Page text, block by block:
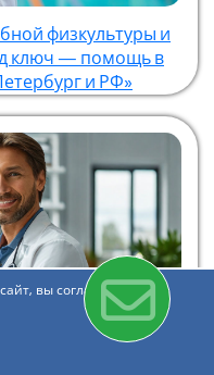
физкультуры и
ключ — помощь в
и РФ»
вы соглашаетесь с